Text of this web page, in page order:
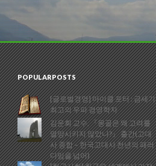
POPULARPOSTS
[글로벌경영] 마이클 포터 : 금세기
최고의 우파 경영학자
김운회 교수, 『몽골은 왜 고려를
멸망시키지 않았나?』 출간(고대
사 종합 – 한국고대사 천년의 패러
다임을 넘어)